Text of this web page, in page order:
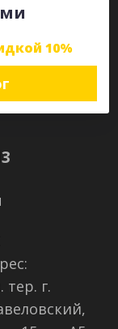
10%
тер. г.
,